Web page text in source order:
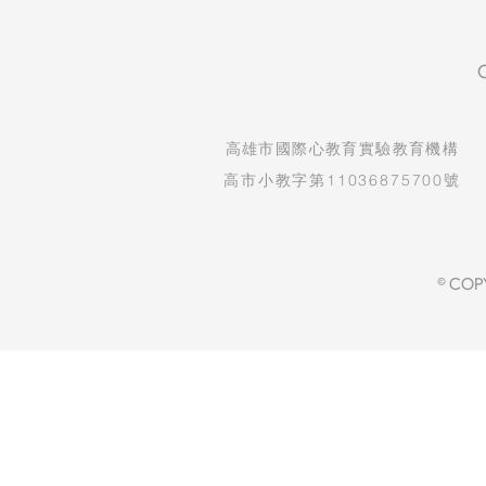
​高雄市國際心教育實驗教育機構
高市小教字第11036875700號
©